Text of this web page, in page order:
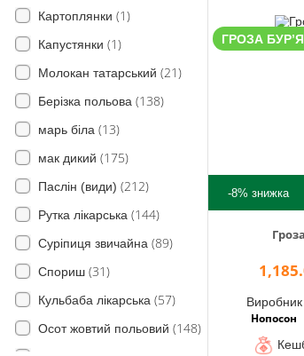
Картоплянки (1)
Капустянки (1)
Молокан татарський (21)
Берізка польова (138)
марь біла (13)
мак дикий (175)
Паслін (види) (212)
Рутка лікарська (144)
Суріпиця звичайна (89)
Спориш (31)
Кульбаба лікарська (57)
Осот жовтий польовий (148)
ГРОЗА
-8% знижка
Виробник
Нопосон